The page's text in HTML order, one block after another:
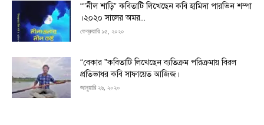
“”নীল শাড়ি” কবিতাটি লিখেছেন কবি হামিদা পারভিন শম্পা
।২০২০ সালের অমর...
ফেব্রুয়ারি ১৫, ২০২০
“বেকার ”কবিতাটি লিখেছেন ব্যতিক্রম পরিক্রমায় বিরল
প্রতিভাধর কবি সাফায়েত আজিজ।
জানুয়ারি ২৬, ২০২০